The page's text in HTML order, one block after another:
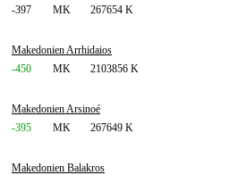
-397
MK 267654 K
Makedonien Arrhidaios
-450
MK 2103856 K
Makedonien Arsinoé
-395
MK 267649 K
Makedonien Balakros